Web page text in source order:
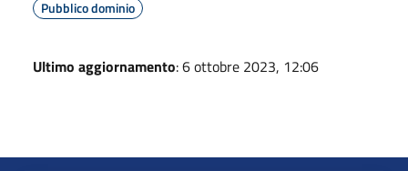
Pubblico dominio
Ultimo aggiornamento: 6 ottobre 2023, 12:06